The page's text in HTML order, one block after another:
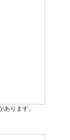
ります。